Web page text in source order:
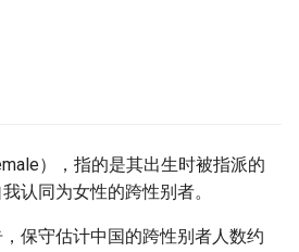
），指的是其出生时被指派的
认同为女性的跨性别者。
保守估计中国的跨性别者人数约